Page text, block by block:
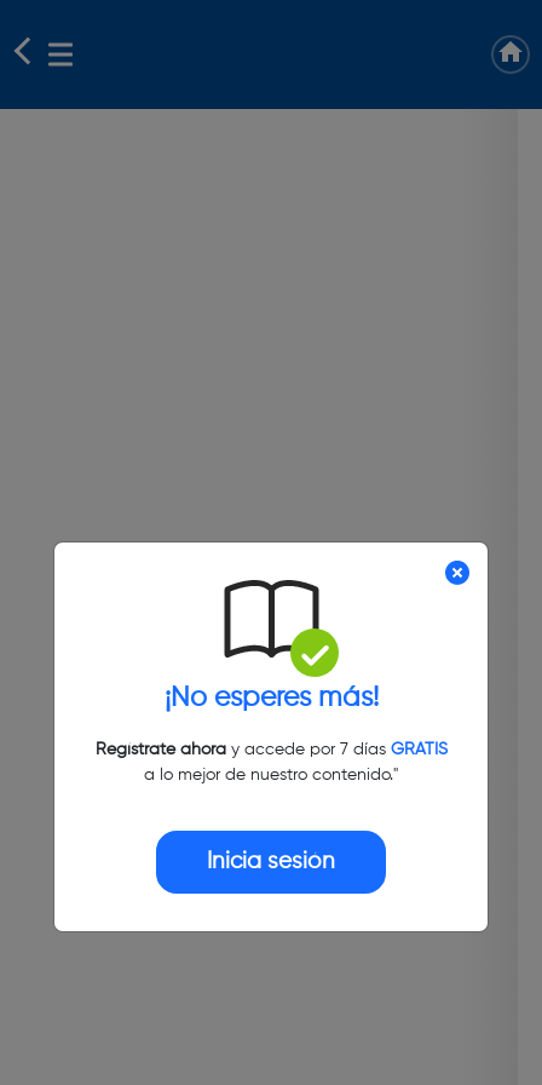
¡No esperes más!
Regístrate ahoray accede por 7 días GRATIS
a lo mejor de nuestro contenido."
Inicia sesión